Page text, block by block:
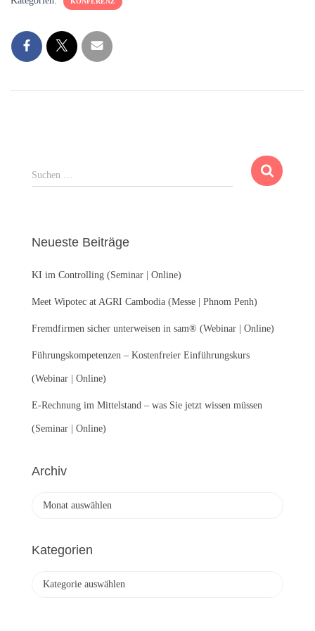
S
u
n
a
h
:
Suchen …
Neueste Beiträge
KI im Controlling (Seminar | Online)
Meet Wipotec at AGRI Cambodia (Messe | Phnom Penh)
Fremdfirmen sicher unterweisen in sam® (Webinar | Online)
Führungskompetenzen – Kostenfreier Einführungskurs
(Webinar | Online)
E-Rechnung im Mittelstand – was Sie jetzt wissen müssen
(Seminar | Online)
Archiv
h
Kategorien